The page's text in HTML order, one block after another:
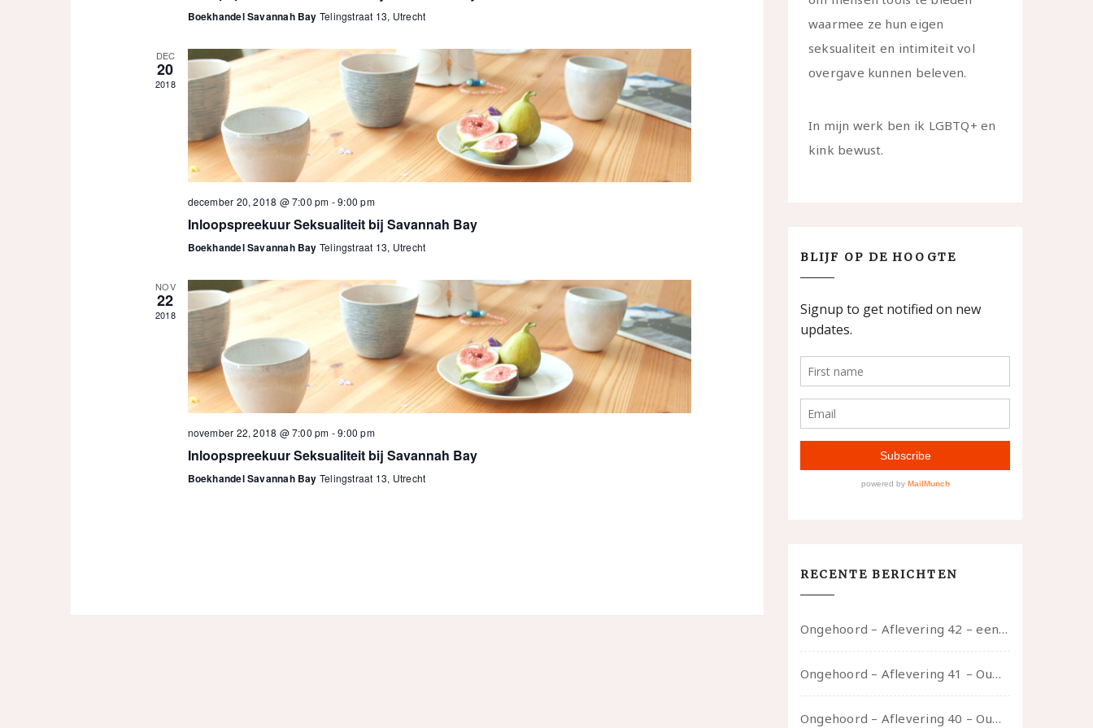
Boekhandel Savannah Bay Telingstraat 13, Utrecht
DEC
20
2018
december 20, 2018 @ 7:00 pm -9:00 pm
Inloopspreekuur Seksualiteit bij Savannah Bay
Boekhandel Savannah Bay Telingstraat 13, Utrecht
NOV
22
2018
november 22, 2018 @ 7:00 pm -9:00 pm
Inloopspreekuur Seksualiteit bij Savannah Bay
Boekhandel Savannah Bay Telingstraat 13, Utrecht
waarmee ze hun eigen
seksualiteit en intimiteit vol
overgave kunnen beleven.
In mijn werk ben ik LGBTQ+ en
kink bewust.
BLIJF OP DE HOOGTE
RECENTE BERICHTEN
Ongehoord – Aflevering 42 – een gesprek met marijn over seksueel opbloeien, het ouderschap uitvinden en verschillende leeftijden in je mee dragen
Ongehoord – Aflevering 41 – Ouwelui, een gesprek met Marcelle over polyamorie op latere leeftijd, (mantel)zorg voor je partners en seksueel plezier.
Ongehoord – Aflevering 40 – Ouwelui, een gesprek met Sadie Lune over vormende relaties en de geschiedenis van de queer pornobeweging